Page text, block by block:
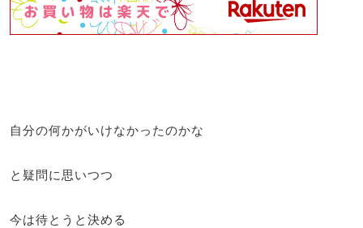
自分の何かがいけなかったのかな
と疑問に思いつつ
今は待とうと決める